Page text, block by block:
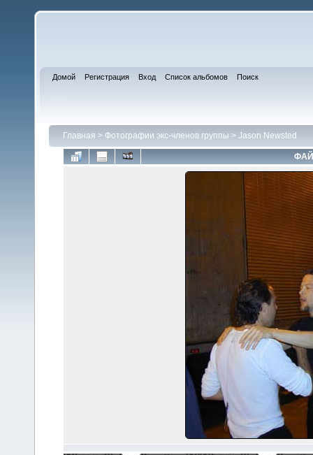
Домой Регистрация Вход Список альбомов Поиск
Главная > Фотографии экс-членов группы > Jason Newsted